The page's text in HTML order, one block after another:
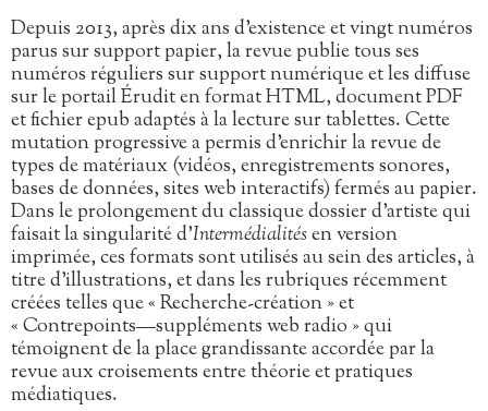
Depuis 2013, après dix ans d’existence et vingt numéros
parus sur support papier, la revue publie tous ses
numéros réguliers sur support numérique et les diffuse
sur le portail Érudit en format HTML, document PDF
et fichier epub adaptés à la lecture sur tablettes. Cette
mutation progressive a permis d’enrichir la revue de
types de matériaux (vidéos, enregistrements sonores,
bases de données, sites web interactifs) fermés au papier.
Dans le prolongement du classique dossier d’artiste qui
faisait la singularité d’Intermédialitésen version
imprimée, ces formats sont utilisés au sein des articles, à
titre d’illustrations, et dans les rubriques récemment
créées telles que « Recherche-création » et
« Contrepoints—suppléments web radio » qui
témoignent de la place grandissante accordée par la
revue aux croisements entre théorie et pratiques
médiatiques.